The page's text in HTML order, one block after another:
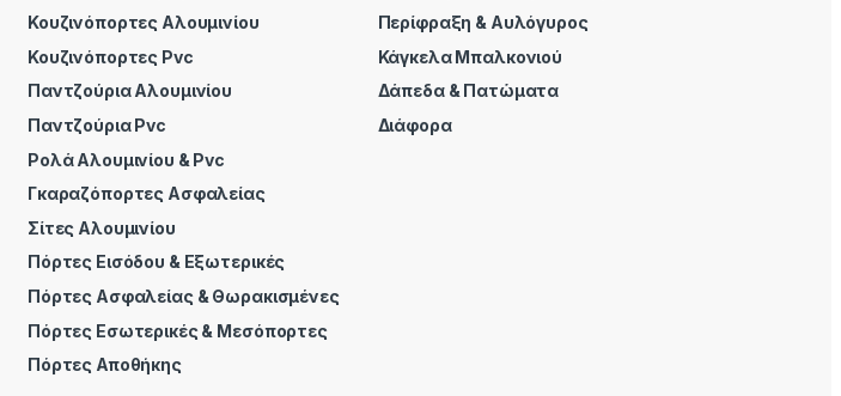
Κουζινόπορτες Αλουμινίου
Κουζινόπορτες Pvc
Παντζούρια Αλουμινίου
Παντζούρια Pvc
Ρολά Αλουμινίου & Pvc
Γκαραζόπορτες Ασφαλείας
Σίτες Αλουμινίου
Πόρτες Εισόδου & Εξωτερικές
Πόρτες Ασφαλείας & Θωρακισμένες
Πόρτες Εσωτερικές & Μεσόπορτες
Πόρτες Αποθήκης
Περίφραξη & Αυλόγυρος
Κάγκελα Μπαλκονιού
Δάπεδα & Πατώματα
Διάφορα